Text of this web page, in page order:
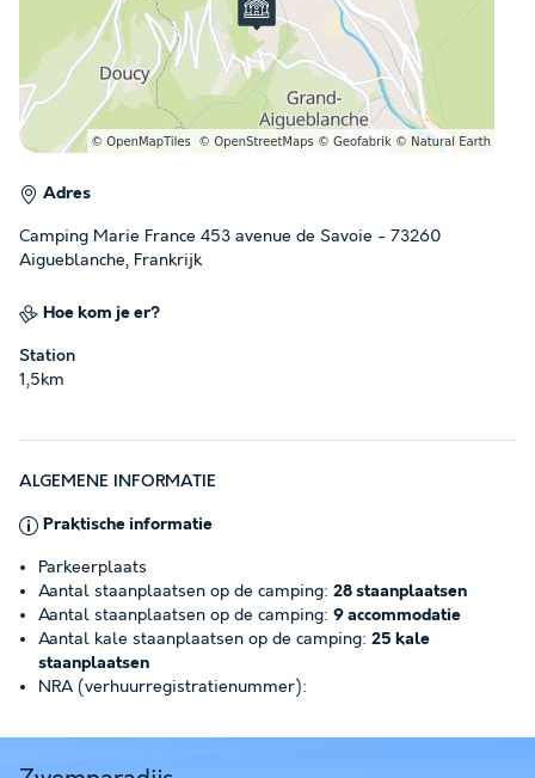
Adres
Camping Marie France 453 avenue de Savoie - 73260
Aigueblanche, Frankrijk
Hoe kom je er?
Station
1,5km
ALGEMENE INFORMATIE
Praktische informatie
Parkeerplaats
Aantal staanplaatsen op de camping: 28 staanplaatsen
Aantal staanplaatsen op de camping: 9 accommodatie
Aantal kale staanplaatsen op de camping: 25 kale
staanplaatsen
NRA (verhuurregistratienummer):